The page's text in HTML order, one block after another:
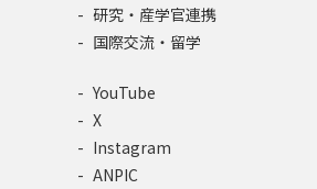
研究・産学官連携
国際交流・留学
YouTube
X
Instagram
ANPIC